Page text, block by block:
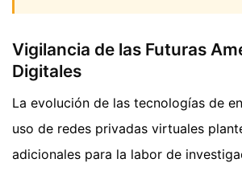
Vigilancia de las Futuras
Digitales
La evolución de las tecnologías de
uso de redes privadas virtuales
adicionales para la labor de